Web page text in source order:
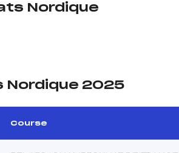
Nordique
Nordique 2025
Course